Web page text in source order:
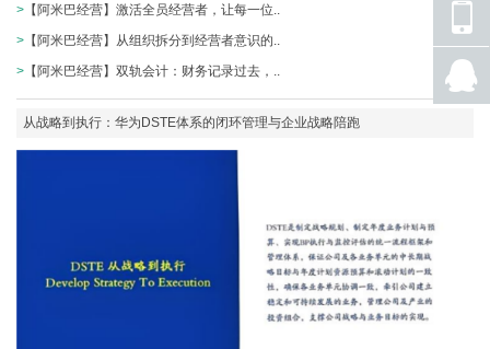
> 【阿米巴经营】激活全员经营者，让每一位..
> 【阿米巴经营】从组织拆分到经营者意识的..
> 【阿米巴经营】双轨会计：财务记录过去，..
从战略到执行：华为DSTE体系的闭环管理与企业战略陪跑
座机
号码
手机
号码